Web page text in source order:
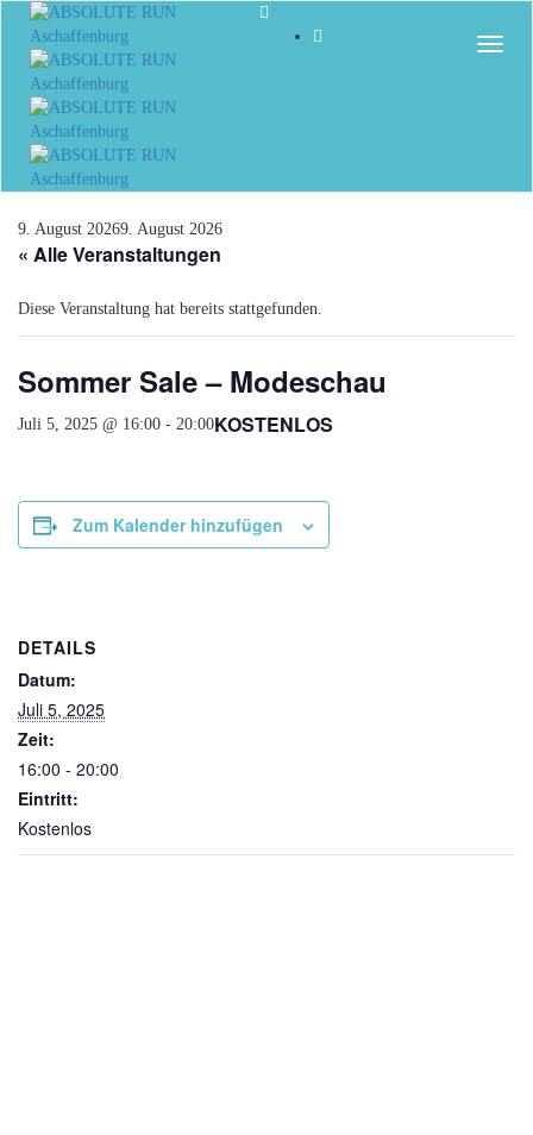
9. August 20269. August 2026
« Alle Veranstaltungen
Diese Veranstaltung hat bereits stattgefunden.
Sommer Sale – Modeschau
Juli 5, 2025 @ 16:00 - 20:00KOSTENLOS
Zum Kalender hinzufügen
DETAILS
Datum:
Juli 5, 2025
Zeit:
16:00 - 20:00
Eintritt:
Kostenlos